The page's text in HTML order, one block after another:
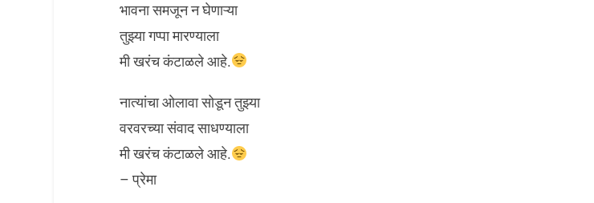
भावना समजून न घेणाऱ्या
तुझ्या गप्पा मारण्याला
मी खरंच कंटाळले आहे.
नात्यांचा ओलावा सोडून तुझ्या
वरवरच्या संवाद साधण्याला
मी खरंच कंटाळले आहे.
– प्रेमा